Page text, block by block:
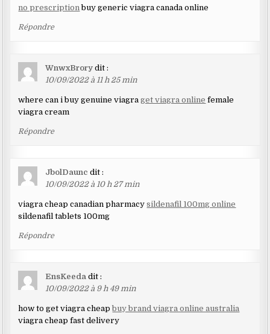
no prescription buy generic viagra canada online
Répondre
WnwxBrory dit :
10/09/2022 à 11 h 25 min
where can i buy genuine viagraget viagra online female
viagra cream
Répondre
JbolDaunc dit :
10/09/2022 à 10 h 27 min
viagra cheap canadian pharmacysildenafil 100mg online
sildenafil tablets 100mg
Répondre
EnsKeeda dit :
10/09/2022 à 9 h 49 min
how to get viagra cheapbuy brand viagra online australia
viagra cheap fast delivery